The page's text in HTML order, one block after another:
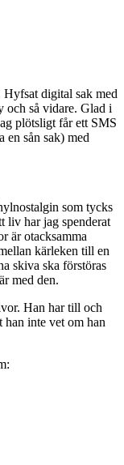
digital sak med
och så vidare. Glad i
plötsligt får ett SMS
sån sak) med
som tycks
liv har jag spenderat
är otacksamma
kärleken till en
skiva ska förstöras
med den.
Han har till och
han inte vet om han